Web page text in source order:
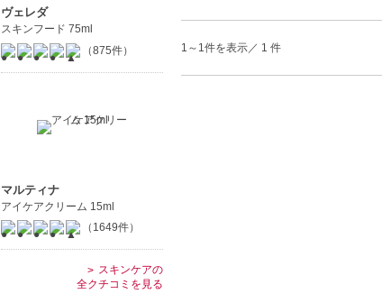
1～1件を表示／ 1 件
ヴェレダ
スキンフード 75ml
（875件）
マルティナ
アイケアクリーム 15ml
（1649件）
スキンケアの
全クチコミを見る